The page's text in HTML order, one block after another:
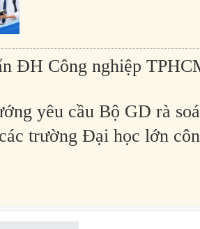
ĐH Công nghiệp
yêu cầu Bộ GD rà
trường Đại học lớn